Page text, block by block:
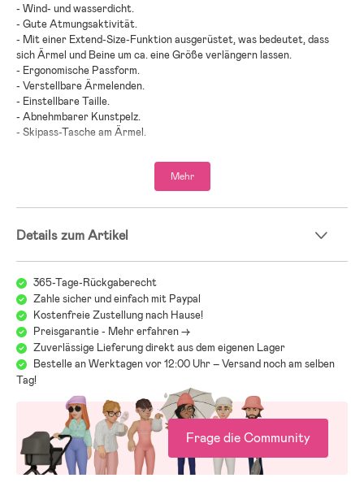
- Wind- und wasserdicht.
- Gute Atmungsaktivität.
- Mit einer Extend-Size-Funktion ausgerüstet, was bedeutet, dass
sich Ärmel und Beine um ca. eine Größe verlängern lassen.
- Ergonomische Passform.
- Verstellbare Ärmelenden.
- Einstellbare Taille.
- Abnehmbarer Kunstpelz.
- Skipass-Tasche am Ärmel.
- Anpassbare Hosenträger im Inneren für einen besseren Sitz.
- Große, anpassbare Beinfreiheit.
- Abnehmbare und verstellbare Fußschlaufen.
- Abnehmbare Kapuze.
Technik reduziert den Verbrauch von Wasser, Energie und
chemischen Stoffen während der Produktion.
- Testsieger.
- Testsieger 2023 laut Testfakta und bäst-i-test.se in der Kategorie
Overalls.
- Wassersäule: 10000 mm.
- Atmungsaktivität: 4000g/m²/24h.
- Futter: 100 % Polyamid.
- Wattierung: 100 % Polyester.
- Außenschicht: 100 % Polyamid.
- Fußriemen: 100 % Silikon.
Mehr
Details zum Artikel
365-Tage-Rückgaberecht
Zahle sicher und einfach mit Paypal
Kostenfreie Zustellung nach Hause!
Preisgarantie - Mehr erfahren ->
Zuverlässige Lieferung direkt aus dem eigenen Lager
Bestelle an Werktagen vor 12:00 Uhr – Versand noch am selben
Tag!
Frage die Community